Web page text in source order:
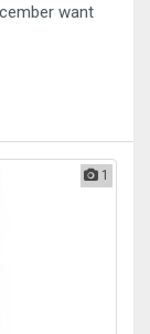
want
1